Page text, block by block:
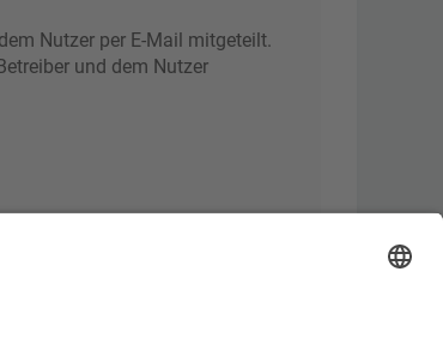
Nutzer per E-Mail mitgeteilt.
und dem Nutzer